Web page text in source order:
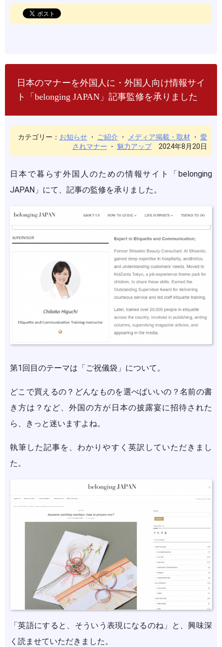
日本のマナーを外国人に・外国人向け情報サイ
ト「belonging JAPAN」記事監修を承りました
カテゴリー： お知らせ ・ ご紹介 ・ メディア掲載・取材 ・ 愛
されマナー ・ 魅力アップ2024年8月20日
日本で暮らす外国人のための情報サイト「belonging
JAPAN」にて、記事の監修を承りました。
第1回目のテーマは「ご祝儀袋」について。
どこで買えるの？どんなものを選べばいいの？名前の書
き方は？など、外国の方が日本の披露宴に招待された
ら、きっと迷いますよね。
執筆した記事を、わかりやすく英訳していただきまし
た。
「英語にすると、そういう表現になるのね」と、興味深
く読ませていただきました。